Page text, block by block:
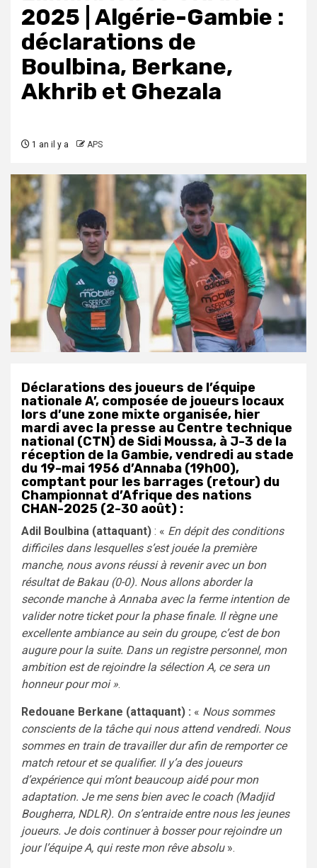
2025 | Algérie-Gambie :
déclarations de
Boulbina, Berkane,
Akhrib et Ghezala
1 an il y a APS
Déclarations des joueurs de l’équipe
nationale A’, composée de joueurs locaux
lors d’une zone mixte organisée, hier
mardi avec la presse au Centre technique
national (CTN) de Sidi Moussa, à J-3 de la
réception de la Gambie, vendredi au stade
du 19-mai 1956 d’Annaba (19h00),
comptant pour les barrages (retour) du
Championnat d’Afrique des nations
CHAN-2025 (2-30 août) :
Adil Boulbina (attaquant) : « En dépit des conditions
difficiles dans lesquelles s’est jouée la première
manche, nous avons réussi à revenir avec un bon
résultat de Bakau (0-0). Nous allons aborder la
seconde manche à Annaba avec la ferme intention de
valider notre ticket pour la phase finale. Il règne une
excellente ambiance au sein du groupe, c’est de bon
augure pour la suite. Dans un registre personnel, mon
ambition est de rejoindre la sélection A, ce sera un
honneur pour moi ».
Redouane Berkane (attaquant) : « Nous sommes
conscients de la tâche qui nous attend vendredi. Nous
sommes en train de travailler dur afin de remporter ce
match retour et se qualifier. Il y’a des joueurs
d’expérience qui m’ont beaucoup aidé pour mon
adaptation. Je me sens bien avec le coach (Madjid
Bougherra, NDLR). On s’entraide entre nous les jeunes
joueurs. Je dois continuer à bosser pour rejoindre un
jour l’équipe A, qui reste mon rêve absolu ».